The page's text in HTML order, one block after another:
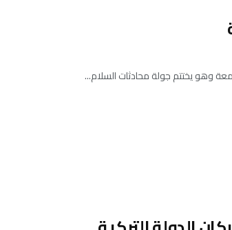
وهو يختتم جولة محادثات السلام...